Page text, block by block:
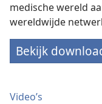
medische wereld
wereldwijde
Bekijk
Video’s